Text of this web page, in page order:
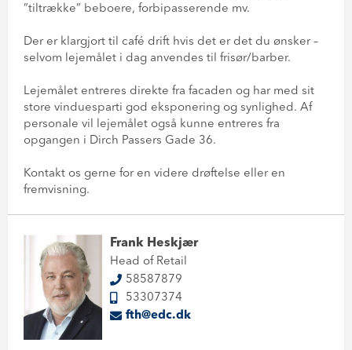
”tiltrække” beboere, forbipasserende mv.
Der er klargjort til café drift hvis det er det du ønsker –
selvom lejemålet i dag anvendes til frisør/barber.
Lejemålet entreres direkte fra facaden og har med sit
store vinduesparti god eksponering og synlighed. Af
personale vil lejemålet også kunne entreres fra
opgangen i Dirch Passers Gade 36.
Kontakt os gerne for en videre drøftelse eller en
fremvisning.
Frank Heskjær
Head of Retail
58587879
53307374
fth@edc.dk